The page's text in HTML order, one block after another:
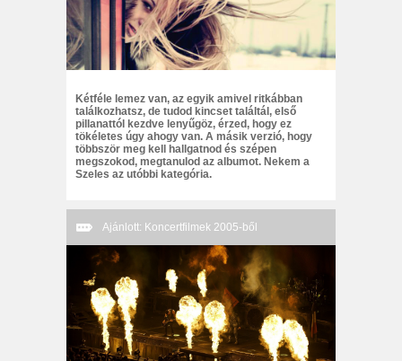
Kétféle lemez van, az egyik amivel ritkábban
találkozhatsz, de tudod kincset találtál, első
pillanattól kezdve lenyűgöz, érzed, hogy ez
tökéletes úgy ahogy van. A másik verzió, hogy
többször meg kell hallgatnod és szépen
megszokod, megtanulod az albumot. Nekem a
Szeles az utóbbi kategória.
Ajánlott: Koncertfilmek 2005-ből